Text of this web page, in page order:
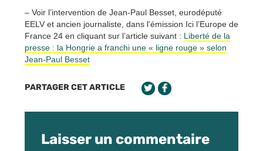
– Voir l’intervention de Jean-Paul Besset, eurodéputé
EELV et ancien journaliste, dans l’émission Ici l’Europe de
France 24 en cliquant sur l’article suivant : Liberté de la
presse : la Hongrie a franchi une « ligne rouge » selon
Jean-Paul Besset
PARTAGER CET ARTICLE
Laisser un commentaire